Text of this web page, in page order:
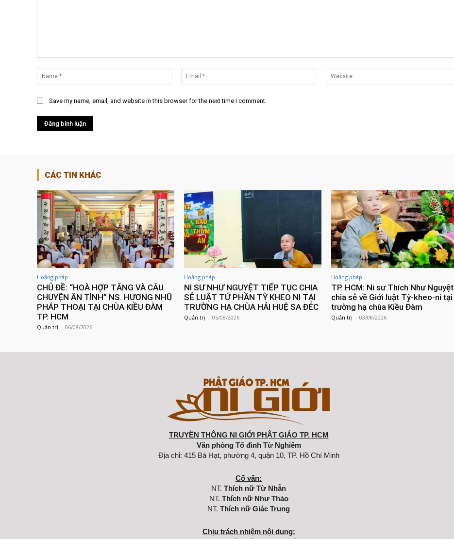
dung:
Name:* Email:*
Save my name, email, and website in this browser for the next time I comment.
CÁC TIN KHÁC
Hoằng pháp
CHỦ ĐỀ: “HOÀ HỢP TĂNG VÀ CÂU
CHUYỆN ÂN TÌNH” NS. HƯƠNG NHŨ
PHÁP THOẠI TẠI CHÙA KIỀU ĐÀM
TP. HCM
Quản trị - 06/08/2026
Hoằng pháp
NI SƯ NHƯ NGUYỆT TIẾP TỤC CHIA
SẺ LUẬT TỨ PHẦN TỲ KHEO NI TẠI
TRƯỜNG HẠ CHÙA HẢI HUỆ SA ĐÉC
Quản trị - 05/08/2026
Hoằng pháp
TP. HCM: Ni sư Thích Như Nguyệt
chia sẻ về Giới luật Tỳ-kheo-ni tại
trường hạ chùa Kiều Đàm
Quản trị - 03/08/2026
TRUYỀN THÔNG NI GIỚI PHẬT GIÁO TP. HCM
Văn phòng Tổ đình Từ Nghiêm
Địa chỉ: 415 Bà Hạt, phường 4, quận 10, TP. Hồ Chí Minh
Cố vấn:
NT. Thích nữ Từ Nhẫn
NT. Thích nữ Như Thảo
NT. Thích nữ Giác Trung
Chịu trách nhiệm nội dung: